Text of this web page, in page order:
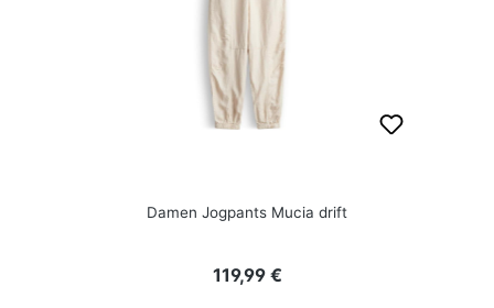
Damen Jogpants Mucia drift
Regulärer Preis:
119,99 €